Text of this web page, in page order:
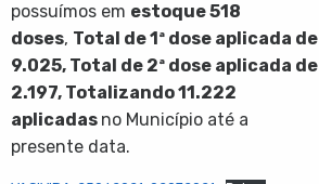
possuímos em estoque518
doses, Total de 1ª dose aplicada de
9.025, Total de 2ª dose aplicada de
2.197, Totalizando11.222
aplicadas no Município até a
presente data.